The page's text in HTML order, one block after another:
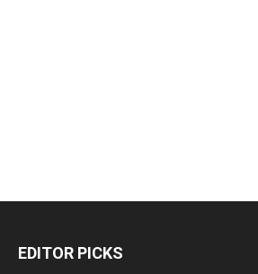
EDITOR PICKS